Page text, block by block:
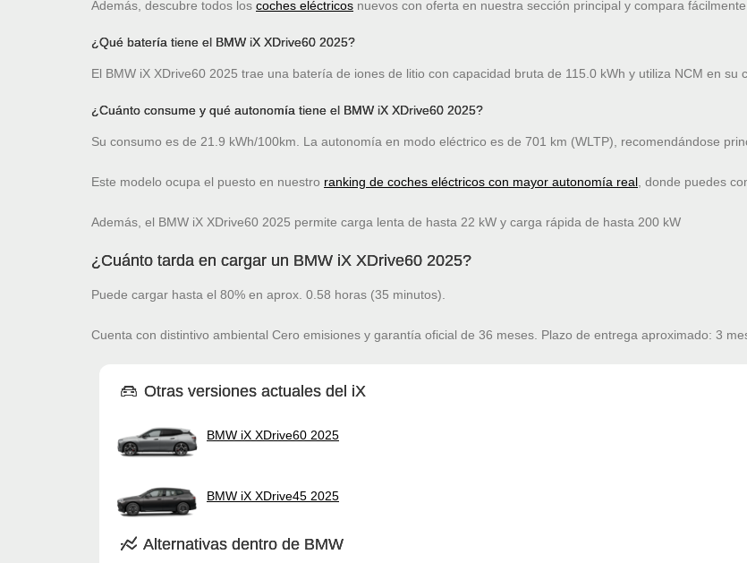
Además, descubre todos los coches eléctricos nuevos con oferta en nuestra sección principal y compara
¿Qué batería tiene el BMW iX XDrive60 2025?
El BMW iX XDrive60 2025 trae una batería de iones de litio con capacidad bruta de 115.0 kWh y utiliza NCM en su
¿Cuánto consume y qué autonomía tiene el BMW iX XDrive60 2025?
Su consumo es de 21.9 kWh/100km. La autonomía en modo eléctrico es de 701 km (WLTP), recomendándose
Este modelo ocupa el puesto en nuestro ranking de coches eléctricos con mayor autonomía real , donde puedes
Además, el BMW iX XDrive60 2025 permite carga lenta de hasta 22 kW y carga rápida de hasta 200 kW
¿Cuánto tarda en cargar un BMW iX XDrive60 2025?
Puede cargar hasta el 80% en aprox. 0.58 horas (35 minutos).
Cuenta con distintivo ambiental Cero emisiones y garantía oficial de 36 meses. Plazo de entrega aproximado: 3
Otras versiones actuales del iX
BMW iX XDrive60 2025
BMW iX XDrive45 2025
Alternativas dentro de BMW